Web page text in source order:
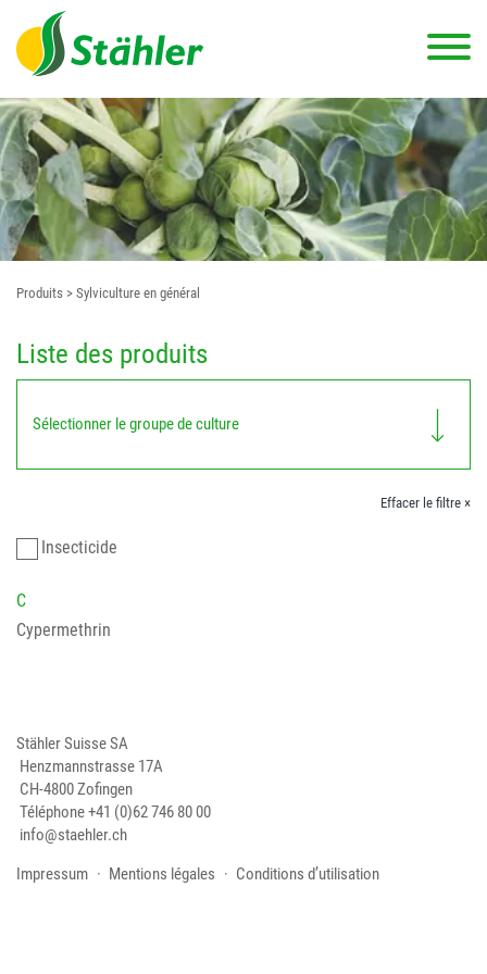
Produits > Sylviculture en général
Liste des produits
Sélectionner le groupe de culture
Effacer le filtre ×
Insecticide
C
Cypermethrin
Stähler Suisse SA
Henzmannstrasse 17A
CH-4800 Zofingen
Téléphone+41 (0)62 746 80 00
info@staehler.ch
Impressum
Mentions légales Conditions d’utilisation